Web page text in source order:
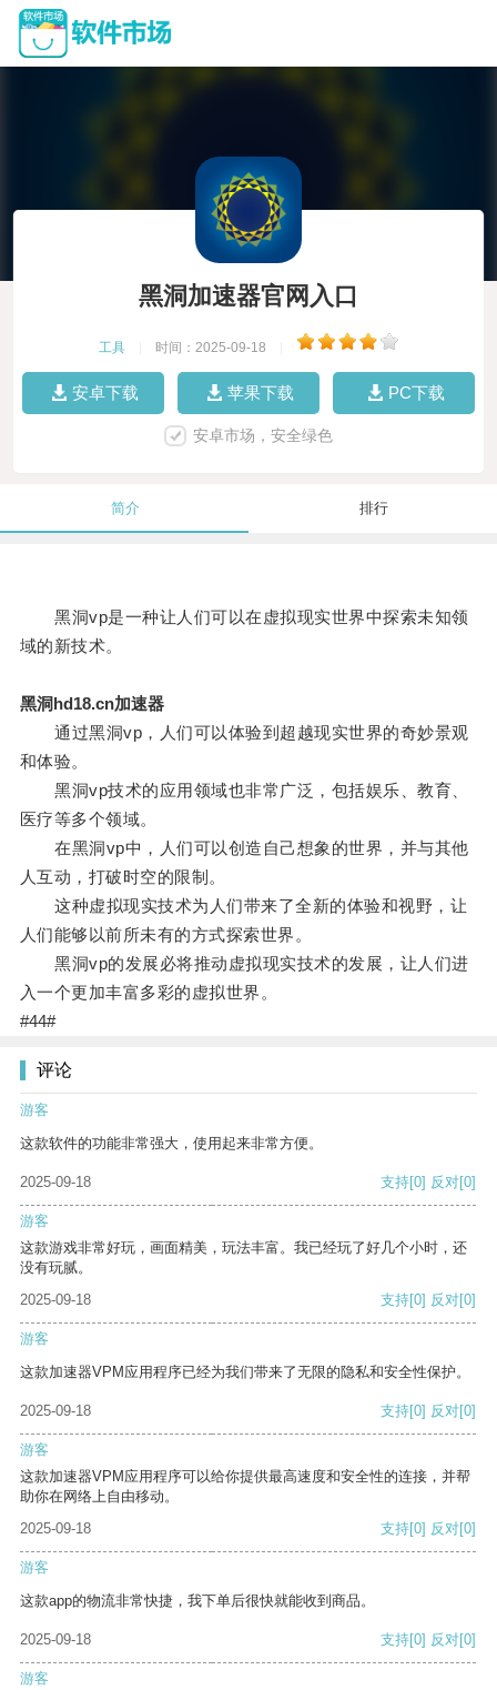
黑洞加速器官网入口
工具 时间：2025-09-18
安卓下载 苹果下载 PC下载
安卓市场，安全绿色
简介 排行
黑洞vp是一种让人们可以在虚拟现实世界中探索未知领
域的新技术。
黑洞hd18.cn加速器
通过黑洞vp，人们可以体验到超越现实世界的奇妙景观
和体验。
黑洞vp技术的应用领域也非常广泛，包括娱乐、教育、
医疗等多个领域。
在黑洞vp中，人们可以创造自己想象的世界，并与其他
人互动，打破时空的限制。
这种虚拟现实技术为人们带来了全新的体验和视野，让
人们能够以前所未有的方式探索世界。
黑洞vp的发展必将推动虚拟现实技术的发展，让人们进
入一个更加丰富多彩的虚拟世界。
#44#
评论
游客
这款软件的功能非常强大，使用起来非常方便。
2025-09-18 支持[0] 反对[0]
游客
这款游戏非常好玩，画面精美，玩法丰富。我已经玩了好几个小时，还
没有玩腻。
2025-09-18
支持[0] 反对[0]
游客
这款加速器VPM应用程序已经为我们带来了无限的隐私和安全性保护。
2025-09-18 支持[0] 反对[0]
游客
这款加速器VPM应用程序可以给你提供最高速度和安全性的连接，并帮
助你在网络上自由移动。
2025-09-18
支持[0] 反对[0]
游客
这款app的物流非常快捷，我下单后很快就能收到商品。
2025-09-18 支持[0] 反对[0]
游客